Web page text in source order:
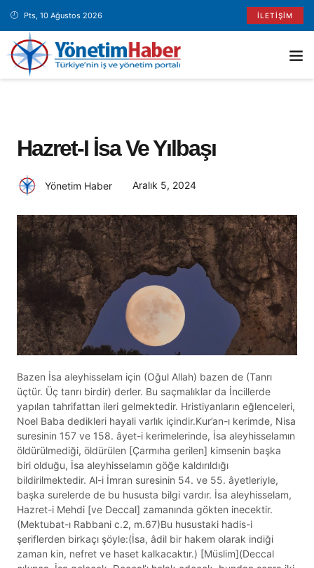
Pts, 10 Ağustos 2026 İLETIŞIM
Hazret-I İsa Ve Yılbaşı
Yönetim Haber Aralık 5, 2024
Bazen İsa aleyhisselam için (Oğul Allah) bazen de (Tanrı
üçtür. Üç tanrı birdir) derler. Bu saçmalıklar da İncillerde
yapılan tahrifattan ileri gelmektedir. Hristiyanların eğlenceleri,
Noel Baba dedikleri hayali varlık içindir.Kur’an-ı kerimde, Nisa
suresinin 157 ve 158. âyet-i kerimelerinde, İsa aleyhisselamın
öldürülmediği, öldürülen [Çarmıha gerilen] kimsenin başka
biri olduğu, İsa aleyhisselamın göğe kaldırıldığı
bildirilmektedir. Al-i İmran suresinin 54. ve 55. âyetleriyle,
başka surelerde de bu hususta bilgi vardır. İsa aleyhisselam,
Hazret-i Mehdi [ve Deccal] zamanında gökten inecektir.
(Mektubat-ı Rabbani c.2, m.67)Bu husustaki hadis-i
şeriflerden birkaçı şöyle:(İsa, âdil bir hakem olarak indiği
zaman kin, nefret ve haset kalkacaktır.) [Müslim](Deccal